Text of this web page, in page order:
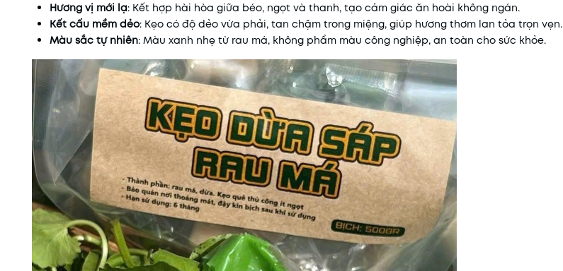
Hương vị mới lạ: Kết hợp hài hòa giữa béo, ngọt và thanh, tạo cảm giác ăn hoài không ngán.
Kết cấu mềm dẻo: Kẹo có độ dẻo vừa phải, tan chậm trong miệng, giúp hương thơm lan tỏa trọn vẹn.
Màu sắc tự nhiên: Màu xanh nhẹ từ rau má, không phẩm màu công nghiệp, an toàn cho sức khỏe.